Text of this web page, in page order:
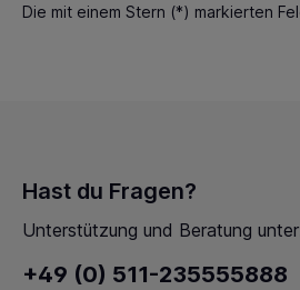
Die mit einem Stern (*) markierten
Hast du Fragen?
Unterstützung und Beratung
+49 (0) 511-235555888